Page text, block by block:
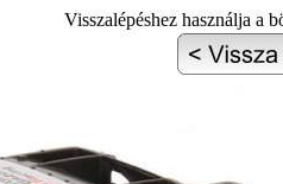
Visszalépéshez használja a